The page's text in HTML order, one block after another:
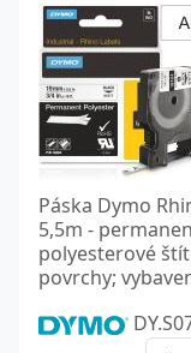
Páska Dymo
5,5m -
polyesterové
povrchy;